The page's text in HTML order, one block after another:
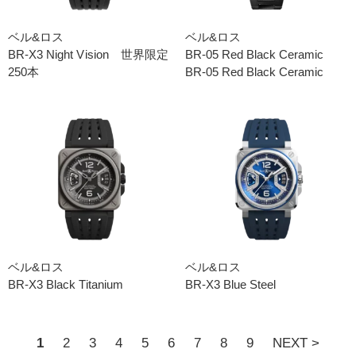
ベル&ロス
BR-X3 Night Vision 世界限定
250本
ベル&ロス
BR-05 Red Black Ceramic
BR-05 Red Black Ceramic
ベル&ロス
BR-X3 Black Titanium
ベル&ロス
BR-X3 Blue Steel
1 2 3 4 5 6 7 8 9 NEXT >